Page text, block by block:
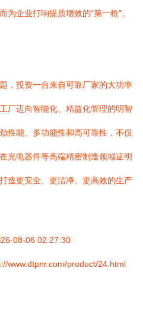
企业打响提质增效的“第一枪”。
，投资一台来自可靠厂家的大功率
厂迈向智能化、精益化管理的明智
性能、多功能性和高可靠性，不仅
光电器件等高端精密制造领域证明
造更安全、更洁净、更高效的生产
08-06 02:27:30
www.dtpnr.com/product/24.html